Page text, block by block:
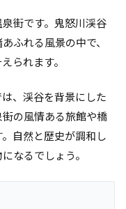
街です。鬼怒川渓谷
ふれる風景の中で、
られます。
、渓谷を背景にした
の風情ある旅館や橋
自然と歴史が調和し
なるでしょう。